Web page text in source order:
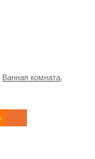
Ванная комната,